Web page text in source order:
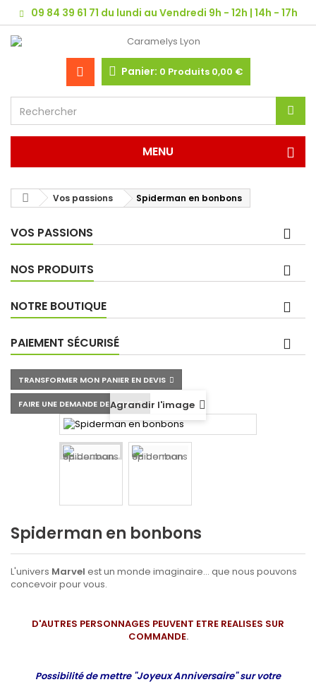
09 84 39 61 71 du lundi au Vendredi 9h - 12h | 14h - 17h
Panier: 0 Produits 0,00 €
MENU
Vos passions Spiderman en bonbons
VOS PASSIONS
NOS PRODUITS
NOTRE BOUTIQUE
PAIEMENT SÉCURISÉ
TRANSFORMER MON PANIER EN DEVIS
FAIRE UNE DEMANDE DE DEVISAgrandir l'image
Spiderman en bonbons
L'univers Marvel est un monde imaginaire... que nous pouvons
concevoir pour vous.
D'AUTRES PERSONNAGES PEUVENT ETRE REALISES SUR
COMMANDE.
Possibilité de mettre "Joyeux Anniversaire" sur votre